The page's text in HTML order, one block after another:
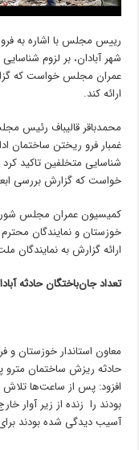
رییس‌ مجلس‌ با اشاره به
شهر آبادان، بر لزوم
عمران مجلس خواست که
ارائه کند.
محمدباقر قالیباف رئیس
غمبار فرو ریختن ساختمان
شناسایی متخلفین تاکید
خواست که گزارش بررسی
‌کمیسیون عمران مجلس
خوزستان و نمایندگان
ارائه گزارش به نمایندگان
تعداد جان‌باختگان حادثه آبادان به 10
معاون استاندار خوزستان و
آسیب دیدگی شده بودند